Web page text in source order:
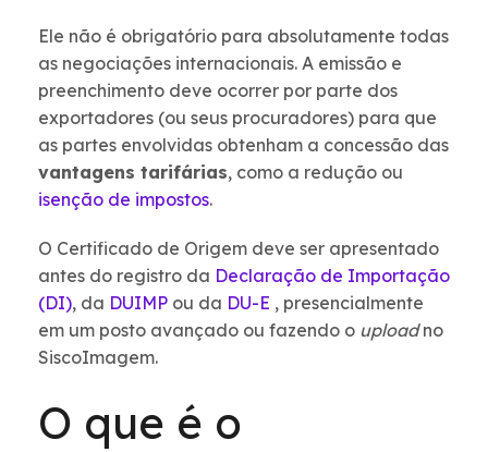
Ele não é obrigatório para absolutamente todas
as negociações internacionais. A emissão e
preenchimento deve ocorrer por parte dos
exportadores (ou seus procuradores) para que
as partes envolvidas obtenham a concessão das
vantagens tarifárias, como a redução ou
isenção de impostos.
O Certificado de Origem deve ser apresentado
antes do registro da Declaração de Importação
(DI), da DUIMP ou da DU-E , presencialmente
em um posto avançado ou fazendo o uploadno
SiscoImagem.
O que é o